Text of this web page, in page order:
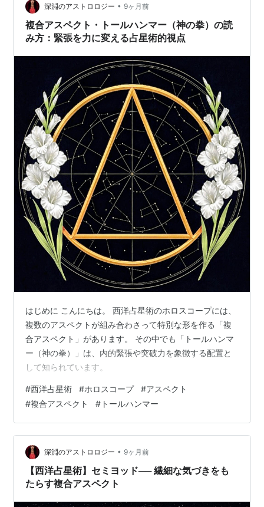
した上で執筆しています。ほぼ全ての情報はこの対話か
ら得たものをもとに構成されています…
深淵のアストロロジー • 9ヶ月前
複合アスペクト・トールハンマー（神の拳）の読
み方：緊張を力に変える占星術的視点
はじめに こんにちは。 西洋占星術のホロスコープには、
複数のアスペクトが組み合わさって特別な形を作る「複
合アスペクト」があります。 その中でも「トールハンマ
ー（神の拳）」は、内的緊張や突破力を象徴する配置と
して知られています。
#西洋占星術 #ホロスコープ #アスペクト
#複合アスペクト # トールハンマー
深淵のアストロロジー • 9ヶ月前
【西洋占星術】セミヨッド── 繊細な気づきをも
たらす複合アスペクト